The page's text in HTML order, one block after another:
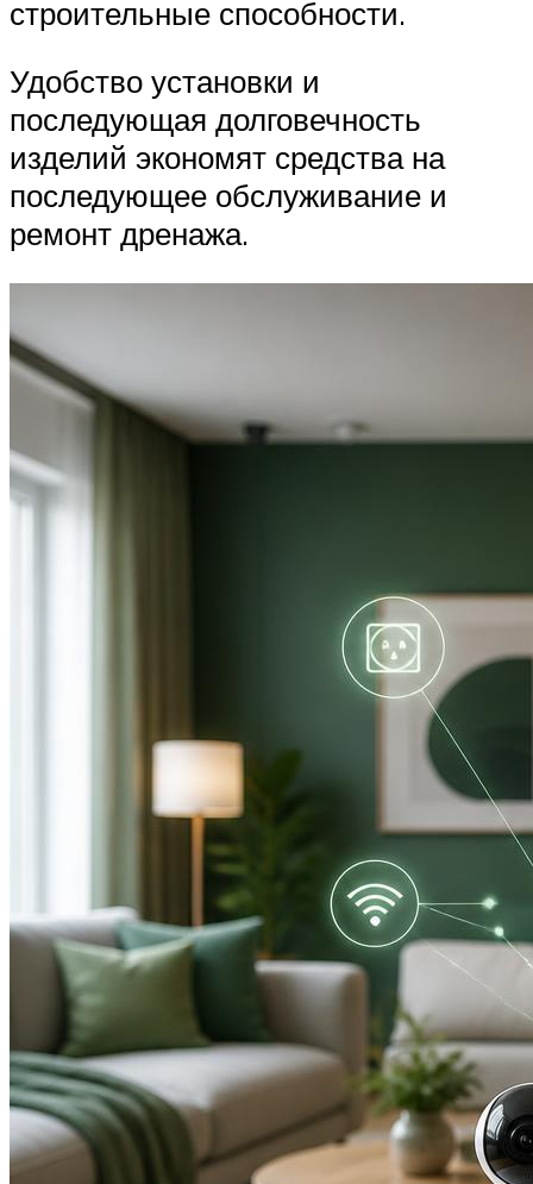
строительные способности.
Удобство установки и
последующая долговечность
изделий экономят средства на
последующее обслуживание и
ремонт дренажа.